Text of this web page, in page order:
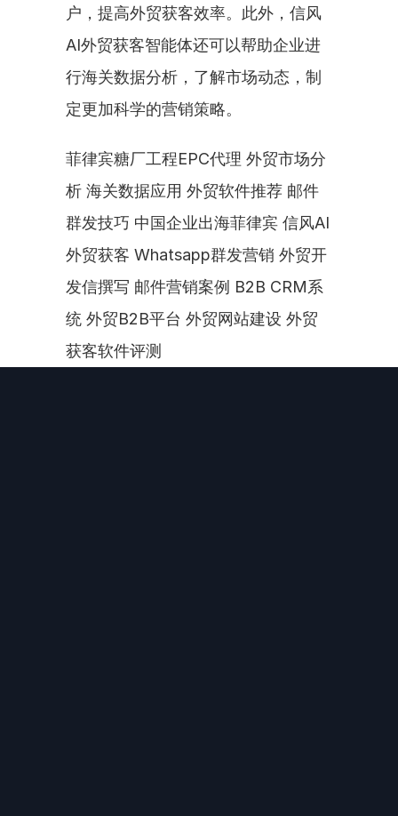
户，提高外贸获客效率。此外，信风
AI外贸获客智能体还可以帮助企业进
行海关数据分析，了解市场动态，制
定更加科学的营销策略。
菲律宾糖厂工程EPC代理 外贸市场分
析 海关数据应用 外贸软件推荐 邮件
群发技巧 中国企业出海菲律宾 信风AI
外贸获客 Whatsapp群发营销 外贸开
发信撰写 邮件营销案例 B2B CRM系
统 外贸B2B平台 外贸网站建设 外贸
获客软件评测